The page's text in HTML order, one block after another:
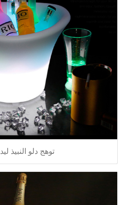
توهج دلو النبيذ ليد ib302